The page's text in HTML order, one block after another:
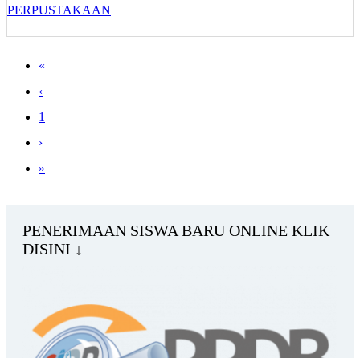
PERPUSTAKAAN
«
‹
1
›
»
PENERIMAAN SISWA BARU ONLINE KLIK
DISINI ↓